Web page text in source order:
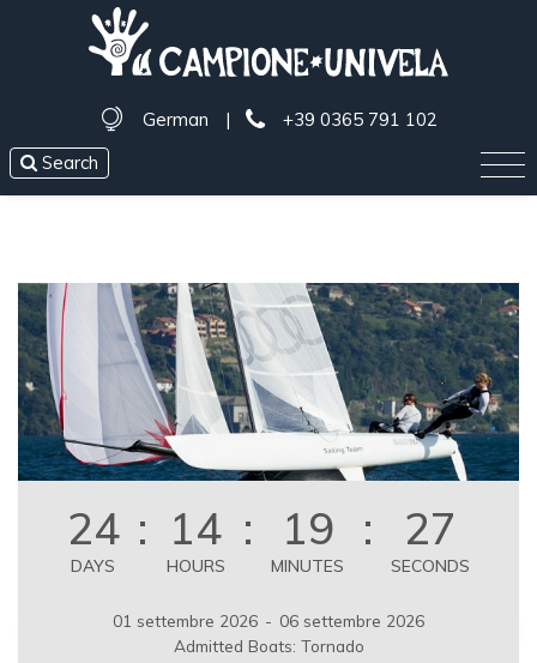
German |
+39 0365 791 102
Search
24
DAYS
: 14
HOURS
: 19
MINUTES
: 27
SECONDS
01 settembre 2026 - 06 settembre 2026
Admitted Boats: Tornado